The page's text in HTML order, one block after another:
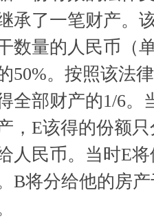
承了一笔财产。
数量的人民币（
50%。按照该法
全部财产的1/6。
，E该得的份额
人民币。当时E
B将分给他的房